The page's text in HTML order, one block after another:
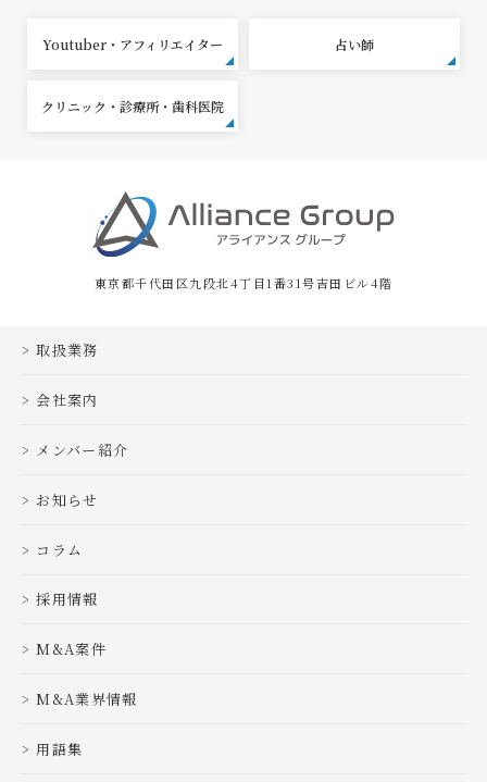
Youtuber・アフィリエイター 占い師
クリニック・診療所・歯科医院
東京都千代田区九段北4丁目1番31号吉田ビル4階
取扱業務
会社案内
メンバー紹介
お知らせ
コラム
採用情報
M&A案件
M&A業界情報
用語集